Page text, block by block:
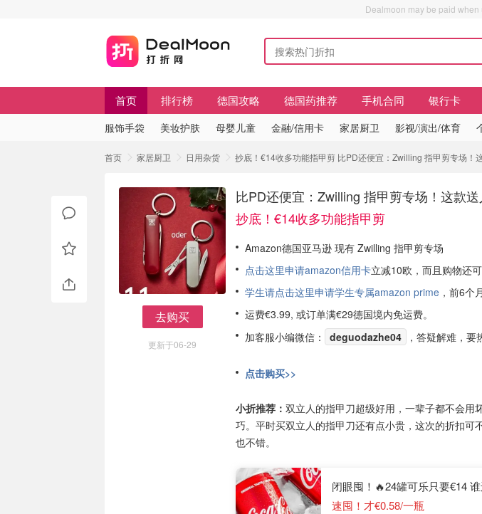
Dealmoon may be paid when
首页 排行榜 德国攻略 德国药推荐 手机合同 银行卡
服饰手袋 美妆护肤 母婴儿童 金融/信用卡 家居厨卫 影视/演出/体育
首页 家居厨卫 日用杂货 抄底！€14收多功能指甲剪 比PD还便宜：Zwilling 指甲剪专场！
去购买
更新于06-29
比PD还便宜：Zwilling 指甲剪专场！这款
抄底！€14收多功能指甲剪
Amazon德国亚马逊 现有 Zwilling 指甲剪专场
点击这里申请amazon信用卡立减10欧，而且购物还
学生请点击这里申请学生专属amazon prime ，前6个
运费€3.99, 或订单满€29德国境内免运费。
加客服小编微信：
deguodazhe04 ，答疑解难，
点击购买>>
小折推荐： 双立人的指甲刀超级好用，一辈子都不会用
巧。平时买双立人的指甲刀还有点小贵，这次的折扣可
也不错。
闭眼囤！🔥24罐可乐只要€14
速囤！才€0.58/一瓶